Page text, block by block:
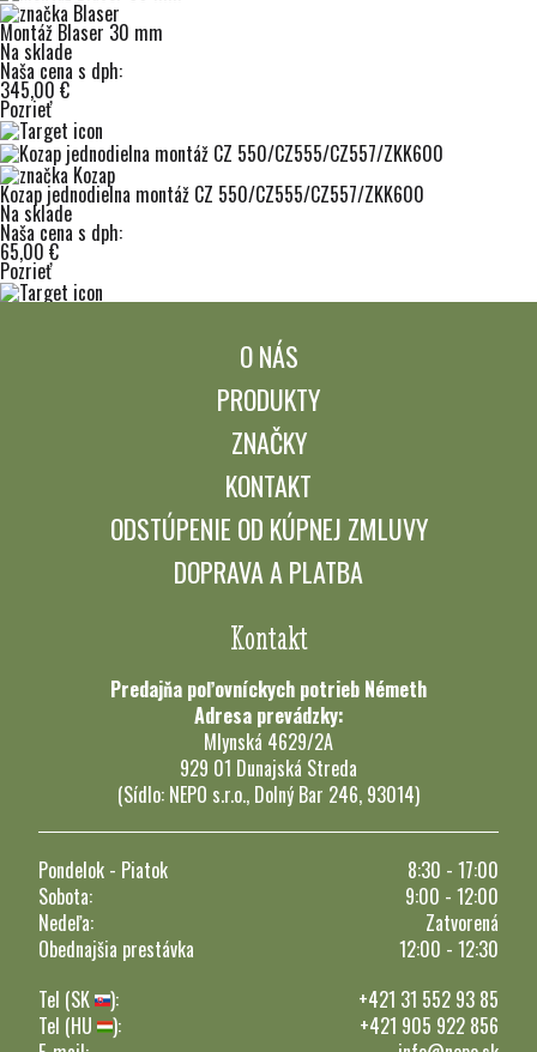
Montáž Blaser 30 mm
Na sklade
Naša cena s dph:
345,00 €
Pozrieť
Kozap jednodielna montáž CZ 550/CZ555/CZ557/ZKK600
Na sklade
Naša cena s dph:
65,00 €
Pozrieť
O NÁS
PRODUKTY
ZNAČKY
KONTAKT
ODSTÚPENIE OD KÚPNEJ ZMLUVY
DOPRAVA A PLATBA
Kontakt
Predajňa poľovníckych potrieb Németh
Adresa prevádzky:
Mlynská 4629/2A
929 01 Dunajská Streda
(Sídlo: NEPO s.r.o., Dolný Bar 246, 93014)
Pondelok - Piatok
8:30 - 17:00
Sobota:
9:00 - 12:00
Nedeľa:
Zatvorená
Obednajšia prestávka
12:00 - 12:30
Tel (SK
):
+421 31 552 93 85
Tel (HU
):
+421 905 922 856